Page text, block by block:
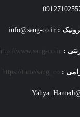
:
info@sang-co.ir
:
http://www.sang-co.ir
:
https://t.me/sang_co